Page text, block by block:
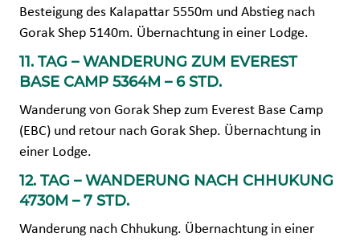
Besteigung des Kalapattar 5550m und Abstieg nach
Gorak Shep 5140m. Übernachtung in einer Lodge.
11. TAG – WANDERUNG ZUM EVEREST
BASE CAMP 5364M – 6 STD.
Wanderung von Gorak Shep zum Everest Base Camp
(EBC) und retour nach Gorak Shep. Übernachtung in
einer Lodge.
12. TAG – WANDERUNG NACH CHHUKUNG
4730M – 7 STD.
Wanderung nach Chhukung. Übernachtung in einer